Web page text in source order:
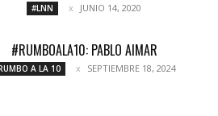
#LNN JUNIO 14, 2020
#RUMBOALA10: PABLO AIMAR
A LA 10 SEPTIEMBRE 18, 2024